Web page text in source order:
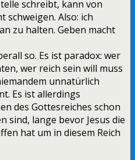
schreibt, kann von
schweigen. Also: ich
zu halten. Geben macht
so. Es ist paradox: wer
wer reich sein will muss
unnatürlich
Es ist allerdings
des Gottesreiches schon
sind, lange bevor Jesus die
hat um in diesem Reich